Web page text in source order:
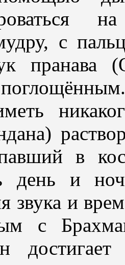
с
пранава
в
день и
звука и
с
достигает